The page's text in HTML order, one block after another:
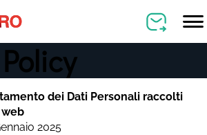
dei Dati Personali raccolti
2025